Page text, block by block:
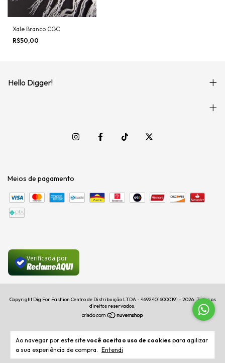
Ao navegar por este site você aceita o uso de cookies para agilizar
a sua experiência de compra. Entendi
Xale Branco CGC
R$50,00
Hello Digger!
Meios de pagamento
Verificada por
Copyright Dig For Fashion Centro de Distribuição LTDA - 46924016000191 - 2026. Todos os
direitos reservados.